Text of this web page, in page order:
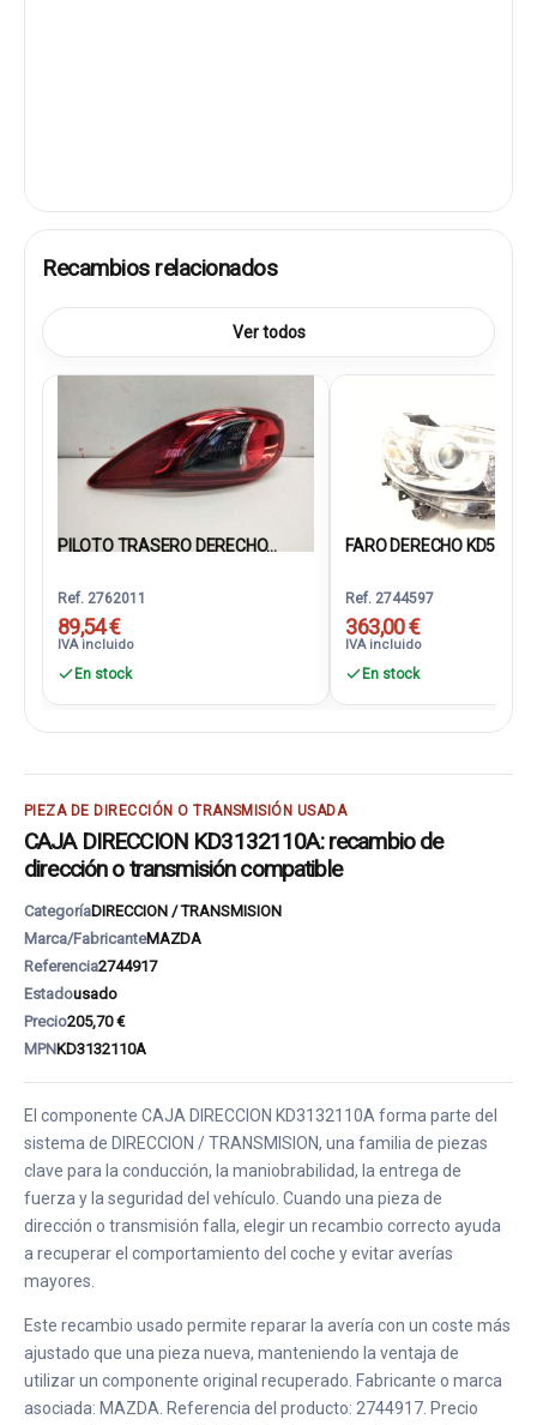
Recambios relacionados
Ver todos
PILOTO TRASERO DERECHO...
Ref. 2762011
89,54 €
IVA incluido
En stock
FARO DERECHO
Ref. 2744597
363,00 €
IVA incluido
En stock
PIEZA DE DIRECCIÓN O TRANSMISIÓN USADA
CAJA DIRECCION KD3132110A: recambio de
dirección o transmisión compatible
CategoríaDIRECCION / TRANSMISION
Marca/FabricanteMAZDA
Referencia2744917
Estadousado
Precio205,70 €
MPNKD3132110A
El componente CAJA DIRECCION KD3132110A forma parte del
sistema de DIRECCION / TRANSMISION, una familia de piezas
clave para la conducción, la maniobrabilidad, la entrega de
fuerza y la seguridad del vehículo. Cuando una pieza de
dirección o transmisión falla, elegir un recambio correcto ayuda
a recuperar el comportamiento del coche y evitar averías
mayores.
Este recambio usado permite reparar la avería con un coste más
ajustado que una pieza nueva, manteniendo la ventaja de
utilizar un componente original recuperado. Fabricante o marca
asociada: MAZDA. Referencia del producto: 2744917. Precio